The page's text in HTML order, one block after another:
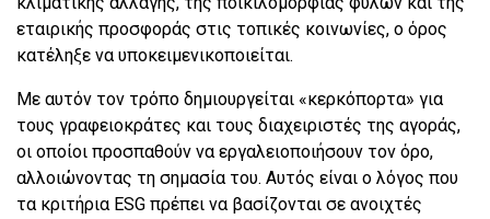
εταιρικής προσφοράς στις τοπικές κοινωνίες, ο όρος
κατέληξε να υποκειμενικοποιείται.
Με αυτόν τον τρόπο δημιουργείται «κερκόπορτα» για
τους γραφειοκράτες και τους διαχειριστές της αγοράς,
οι οποίοι προσπαθούν να εργαλειοποιήσουν τον όρο,
αλλοιώνοντας τη σημασία του. Αυτός είναι ο λόγος που
τα κριτήρια ESG πρέπει να βασίζονται σε ανοιχτές